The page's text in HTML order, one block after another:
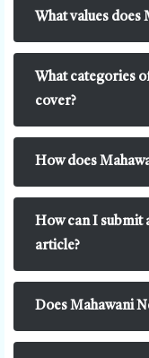
What values does
What categories
cover?
How does
How can I submit
article?
Does Mahawani